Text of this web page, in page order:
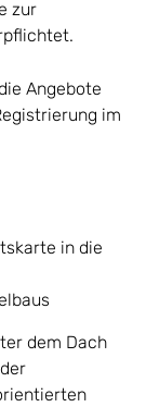
zur
Angebote
im
in die
dem Dach